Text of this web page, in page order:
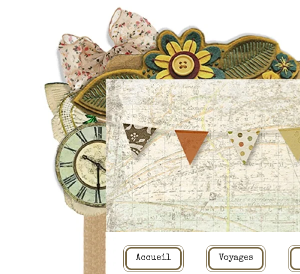
Accueil Voyages